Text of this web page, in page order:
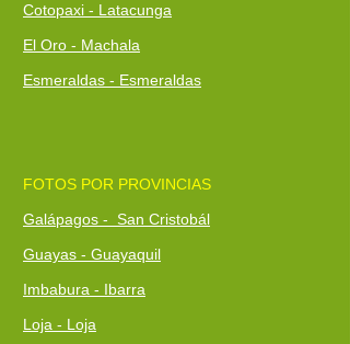
FOTOS POR PROVINCIAS
Galápagos - San Cristobál
Guayas - Guayaquil
Imbabura - Ibarra
Loja - Loja
Cotopaxi - Latacunga
El Oro - Machala
Esmeraldas - Esmeraldas